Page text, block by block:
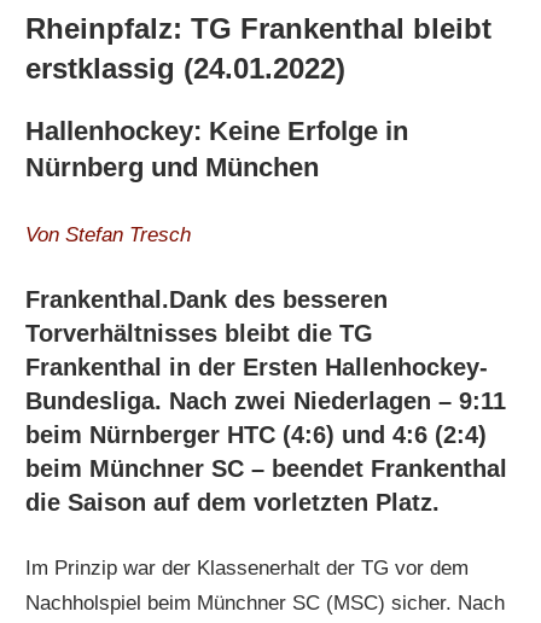
Rheinpfalz: TG Frankenthal bleibt
erstklassig (24.01.2022)
Hallenhockey: Keine Erfolge in
Nürnberg und München
Von Stefan Tresch
Frankenthal.Dank des besseren
Torverhältnisses bleibt die TG
Frankenthal in der Ersten Hallenhockey-
Bundesliga. Nach zwei Niederlagen – 9:11
beim Nürnberger HTC (4:6) und 4:6 (2:4)
beim Münchner SC – beendet Frankenthal
die Saison auf dem vorletzten Platz.
Im Prinzip war der Klassenerhalt der TG vor dem
Nachholspiel beim Münchner SC (MSC) sicher. Nach